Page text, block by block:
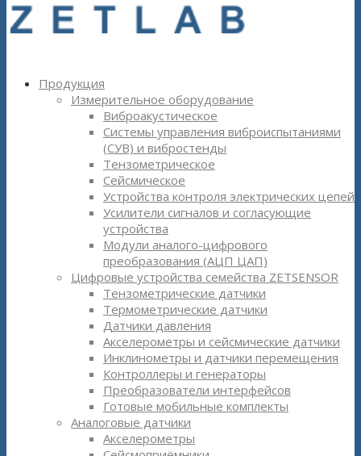
Продукция
Измерительное оборудование
Виброакустическое
Системы управления виброиспытаниями
(СУВ) и вибростенды
Тензометрическое
Сейсмическое
Устройства контроля электрических цепей
Усилители сигналов и согласующие
устройства
Модули аналого-цифрового
преобразования (АЦП ЦАП)
Цифровые устройства семейства ZETSENSOR
Тензометрические датчики
Термометрические датчики
Датчики давления
Акселерометры и сейсмические датчики
Инклинометры и датчики перемещения
Контроллеры и генераторы
Преобразователи интерфейсов
Готовые мобильные комплекты
Аналоговые датчики
Акселерометры